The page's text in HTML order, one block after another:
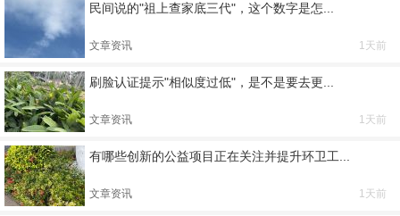
民间说的"祖上查家底三代"，这个数字是怎...
文章资讯 1天前
刷脸认证提示"相似度过低"，是不是要去更...
文章资讯 1天前
有哪些创新的公益项目正在关注并提升环卫工...
文章资讯 1天前